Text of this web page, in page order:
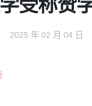
受称赞
2025 年 02 月 04 日